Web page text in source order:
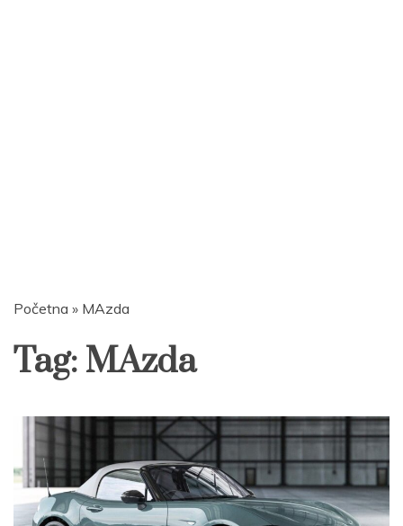
Početna » MAzda
Tag: MAzda